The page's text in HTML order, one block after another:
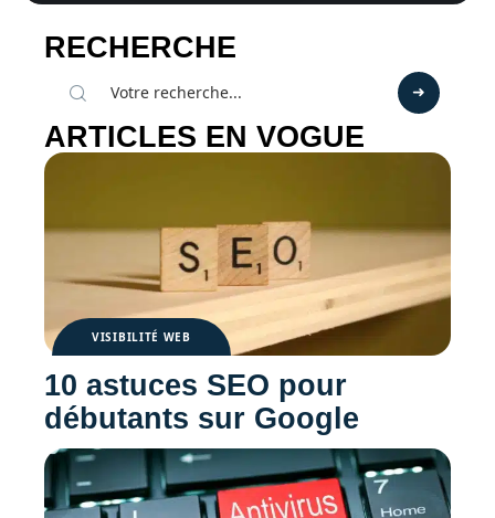
RECHERCHE
ARTICLES EN VOGUE
VISIBILITÉ WEB
10 astuces SEO pour
débutants sur Google